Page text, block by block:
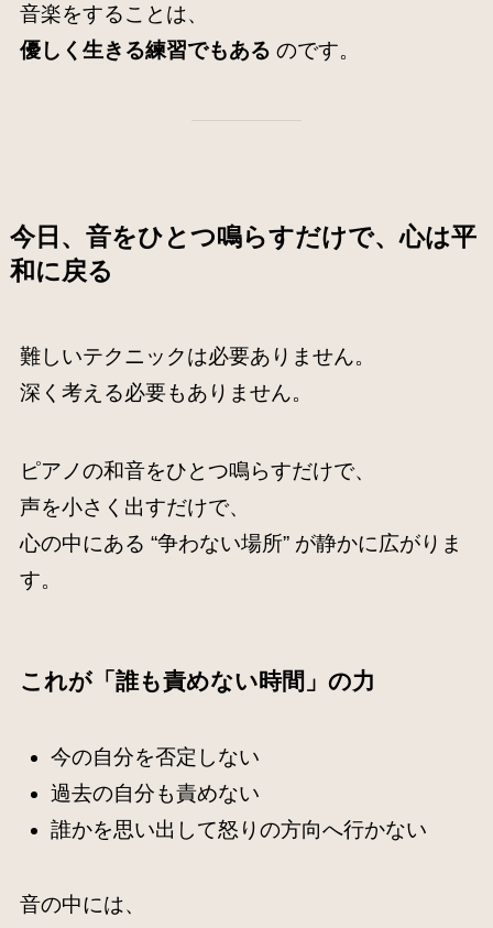
音楽をすることは、
優しく生きる練習でもある のです。
今日、音をひとつ鳴らすだけで、心は平
和に戻る
難しいテクニックは必要ありません。
深く考える必要もありません。
ピアノの和音をひとつ鳴らすだけで、
声を小さく出すだけで、
心の中にある “争わない場所” が静かに広がりま
す。
これが「誰も責めない時間」の力
今の自分を否定しない
過去の自分も責めない
誰かを思い出して怒りの方向へ行かない
音の中には、